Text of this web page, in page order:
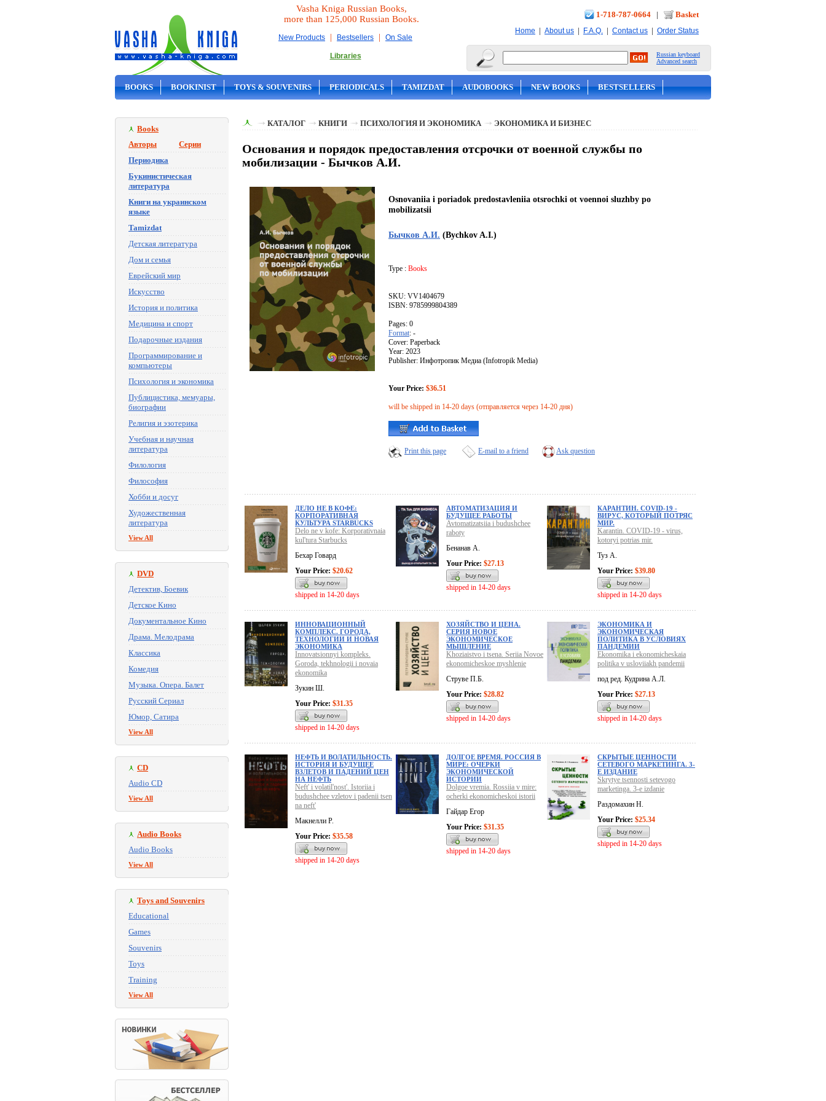
Vasha Kniga Russian Books,
more than 125,000 Russian Books.
New Products | Bestsellers | On Sale
Libraries
1-718-787-0664 | Basket
Home | About us | F.A.Q. | Contact us | Order Status
Russian keyboard
Advanced search
BOOKS BOOKINIST TOYS & SOUVENIRS PERIODICALS TAMIZDAT AUDOBOOKS NEW BOOKS BESTSELLERS
Books
Авторы
Серии
Периодика
Букинистическая
литература
Книги на украинском
языке
Tamizdat
Детская литература
Дом и семья
Еврейский мир
Искусство
История и политика
Медицина и спорт
Подарочные издания
Программирование и
компьютеры
Психология и экономика
Публицистика, мемуары,
биографии
Религия и эзотерика
Учебная и научная
литература
Филология
Философия
Хобби и досуг
Художественная
литература
View All
DVD
Детектив, Боевик
Детское Кино
Документальное Кино
Драма. Мелодрама
Классика
Комедия
Музыка. Опера. Балет
Русский Сериал
Юмор, Сатира
View All
CD
Audio CD
View All
Audio Books
Audio Books
View All
Toys and Souvenirs
Educational
Games
Souvenirs
Toys
Training
View All
КАТАЛОГ КНИГИ ПСИХОЛОГИЯ И ЭКОНОМИКА ЭКОНОМИКА И БИЗНЕС
Основания и порядок предоставления отсрочки от военной службы по
мобилизации - Бычков А.И.
Osnovaniia i poriadok predostavleniia otsrochki ot voennoi sluzhby po
mobilizatsii
Бычков А.И. (Bychkov A.I.)
Type : Books
SKU: VV1404679
ISBN: 9785999804389
Pages: 0
Format: -
Cover: Paperback
Year: 2023
Publisher: Инфотропик Медиа (Infotropik Media)
Your Price: $36.51
will be shipped in 14-20 days (отправляется через 14-20 дня)
Print this page E-mail to a friend Ask question
ДЕЛО НЕ В КОФЕ:
КОРПОРАТИВНАЯ
КУЛЬТУРА STARBUCKS
Delo ne v kofe: Korporativnaia
kul'tura Starbucks
Бехар Говард
Your Price: $20.62
shipped in 14-20 days
АВТОМАТИЗАЦИЯ И
БУДУЩЕЕ РАБОТЫ
Avtomatizatsiia i budushchee
raboty
Бенанав А.
Your Price: $27.13
shipped in 14-20 days
КАРАНТИН. COVID-19 -
ВИРУС, КОТОРЫЙ ПОТРЯС
МИР.
Karantin. COVID-19 - virus,
kotoryi potrias mir.
Туз А.
Your Price: $39.80
shipped in 14-20 days
ИННОВАЦИОННЫЙ
КОМПЛЕКС. ГОРОДА,
ТЕХНОЛОГИИ И НОВАЯ
ЭКОНОМИКА
Innovatsionnyi kompleks.
Goroda, tekhnologii i novaia
ekonomika
Зукин Ш.
Your Price: $31.35
shipped in 14-20 days
ХОЗЯЙСТВО И ЦЕНА.
СЕРИЯ НОВОЕ
ЭКОНОМИЧЕСКОЕ
МЫШЛЕНИЕ
Khoziaistvo i tsena. Seriia Novoe
ekonomicheskoe myshlenie
Струве П.Б.
Your Price: $28.82
shipped in 14-20 days
ЭКОНОМИКА И
ЭКОНОМИЧЕСКАЯ
ПОЛИТИКА В УСЛОВИЯХ
ПАНДЕМИИ
Ekonomika i ekonomicheskaia
politika v usloviiakh pandemii
под ред. Кудрина А.Л.
Your Price: $27.13
shipped in 14-20 days
НЕФТЬ И ВОЛАТИЛЬНОСТЬ.
ИСТОРИЯ И БУДУЩЕЕ
ВЗЛЕТОВ И ПАДЕНИЙ ЦЕН
НА НЕФТЬ
Neft' i volatil'nost'. Istoriia i
budushchee vzletov i padenii tsen
na neft'
Макнелли Р.
Your Price: $35.58
shipped in 14-20 days
ДОЛГОЕ ВРЕМЯ. РОССИЯ В
МИРЕ: ОЧЕРКИ
ЭКОНОМИЧЕСКОЙ
ИСТОРИИ
Dolgoe vremia. Rossiia v mire:
ocherki ekonomicheskoi istorii
Гайдар Егор
Your Price: $31.35
shipped in 14-20 days
СКРЫТЫЕ ЦЕННОСТИ
СЕТЕВОГО МАРКЕТИНГА. 3-
Е ИЗДАНИЕ
Skrytye tsennosti setevogo
marketinga. 3-e izdanie
Раздомахин Н.
Your Price: $25.34
shipped in 14-20 days